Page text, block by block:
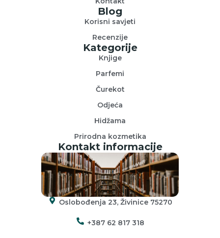
Blog
Korisni savjeti
Recenzije
Kategorije
Knjige
Parfemi
Čurekot
Odjeća
Hidžama
Prirodna kozmetika
Kontakt informacije
Oslobođenja 23, Živinice 75270
+387 62 817 318